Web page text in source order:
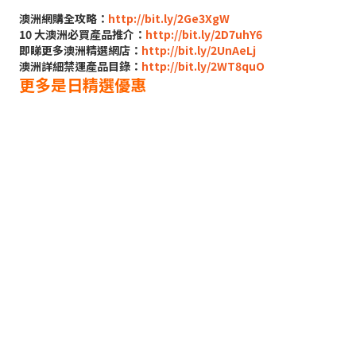
澳洲網購全攻略： http://bit.ly/2Ge3XgW
10 大澳洲必買產品推介： http://bit.ly/2D7uhY6
即睇更多澳洲精選網店： http://bit.ly/2UnAeLj
澳洲詳細禁運產品目錄： http://bit.ly/2WT8quO
更多是日精選優惠